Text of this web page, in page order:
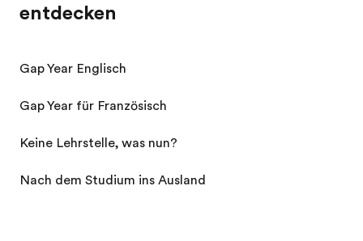
entdecken
Gap Year Englisch
Gap Year für Französisch
Keine Lehrstelle, was nun?
Nach dem Studium ins Ausland